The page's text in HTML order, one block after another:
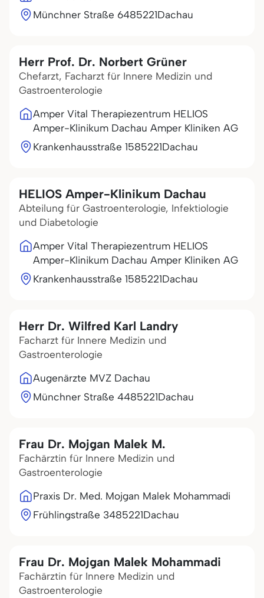
Münchner Straße 6485221Dachau
Herr Prof. Dr. Norbert Grüner
Chefarzt, Facharzt für Innere Medizin und
Gastroenterologie
Amper Vital Therapiezentrum HELIOS
Amper-Klinikum Dachau Amper Kliniken AG
Krankenhausstraße 1585221Dachau
HELIOS Amper-Klinikum Dachau
Abteilung für Gastroenterologie, Infektiologie
und Diabetologie
Amper Vital Therapiezentrum HELIOS
Amper-Klinikum Dachau Amper Kliniken AG
Krankenhausstraße 1585221Dachau
Herr Dr. Wilfred Karl Landry
Facharzt für Innere Medizin und
Gastroenterologie
Augenärzte MVZ Dachau
Münchner Straße 4485221Dachau
Frau Dr. Mojgan Malek M.
Fachärztin für Innere Medizin und
Gastroenterologie
Praxis Dr. Med. Mojgan Malek Mohammadi
Frühlingstraße 3485221Dachau
Frau Dr. Mojgan Malek Mohammadi
Fachärztin für Innere Medizin und
Gastroenterologie